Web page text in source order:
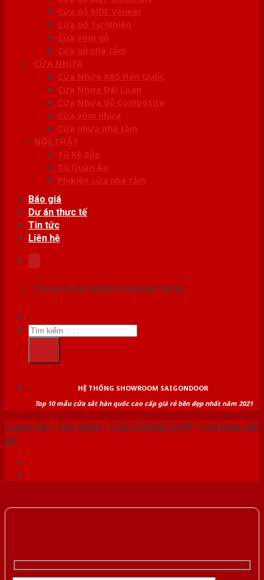
Cửa Gỗ MDF Veneer
Cửa Gỗ Tự Nhiên
Cửa vòm gỗ
Cửa gỗ nhà tắm
CỬA NHỰA
Cửa Nhựa ABS Hàn Quốc
Cửa Nhựa Đài Loan
Cửa Nhựa Gỗ Composite
Cửa vòm nhựa
Cửa nhựa nhà tắm
NỘI THẤT
Tủ Kệ Bếp
Tủ Quần Áo
Phụ kiện cửa nhà tắm
Báo giá
Dự án thực tế
Tin tức
Liên hệ
Chưa có sản phẩm trong giỏ hàng.
Tìm
kiếm:
HỆ THỐNG SHOWROOM SAIGONDOOR
Top 10 mẫu cửa sắt hàn quốc cao cấp giá rẻ bền đẹp nhất năm 2021
Trang chủ /Sản phẩm /CỬA CHỐNG CHÁY/Cửa thép vân
gỗ